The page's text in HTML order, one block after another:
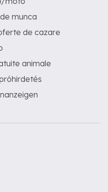
munca
de cazare
animale